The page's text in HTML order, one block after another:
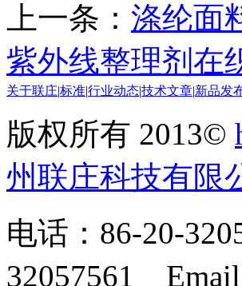
上一条： 涤纶面
紫外线整理剂在
关于联庄标准行业动态技术文章 新品发
版权所有 2013©
州联庄科技有限
电话：86-20-
32057561